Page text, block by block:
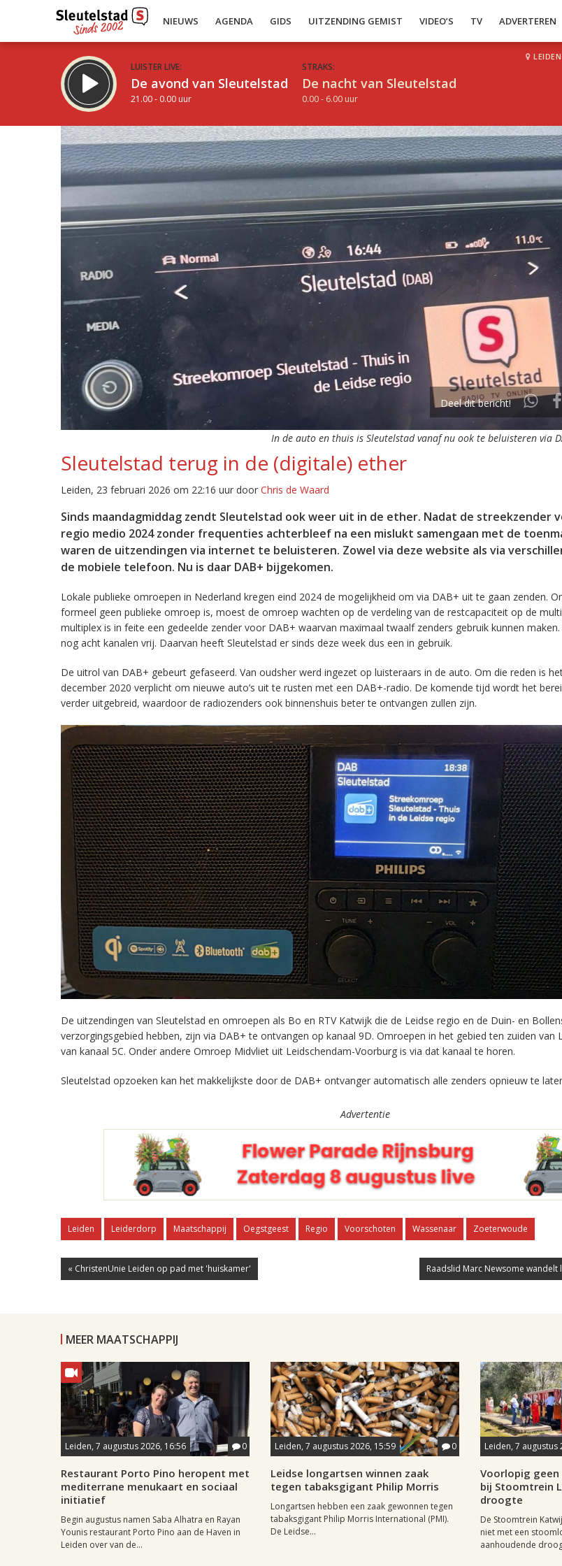
NIEUWS AGENDA GIDS UITZENDING GEMIST VIDEO’S TV ADVERTEREN
LUISTER LIVE:
De avond van Sleutelstad
21.00 - 0.00 uur
STRAKS:
De nacht van Sleutelstad
0.00 - 6.00 uur
LEIDEN
Deel dit bericht!
In de auto en thuis is Sleutelstad vanaf nu ook te beluisteren via
Sleutelstad terug in de (digitale) ether
Leiden, 23 februari 2026 om 22:16 uur door Chris de Waard
Sinds maandagmiddag zendt Sleutelstad ook weer uit in de ether. Nadat de streekzender
regio medio 2024 zonder frequenties achterbleef na een mislukt samengaan met de
waren de uitzendingen via internet te beluisteren. Zowel via deze website als via
de mobiele telefoon. Nu is daar DAB+ bijgekomen.
Lokale publieke omroepen in Nederland kregen eind 2024 de mogelijkheid om via DAB+ uit te gaan zenden.
formeel geen publieke omroep is, moest de omroep wachten op de verdeling van de restcapaciteit op de
multiplex is in feite een gedeelde zender voor DAB+ waarvan maximaal twaalf zenders gebruik kunnen
nog acht kanalen vrij. Daarvan heeft Sleutelstad er sinds deze week dus een in gebruik.
De uitrol van DAB+ gebeurt gefaseerd. Van oudsher werd ingezet op luisteraars in de auto. Om die reden is
december 2020 verplicht om nieuwe auto’s uit te rusten met een DAB+-radio. De komende tijd wordt het
verder uitgebreid, waardoor de radiozenders ook binnenshuis beter te ontvangen zullen zijn.
De uitzendingen van Sleutelstad en omroepen als Bo en RTV Katwijk die de Leidse regio en de Duin- en
verzorgingsgebied hebben, zijn via DAB+ te ontvangen op kanaal 9D. Omroepen in het gebied ten zuiden van
van kanaal 5C. Onder andere Omroep Midvliet uit Leidschendam-Voorburg is via dat kanaal te horen.
Sleutelstad opzoeken kan het makkelijkste door de DAB+ ontvanger automatisch alle zenders opnieuw te
Advertentie
Leiden Leiderdorp Maatschappij Oegstgeest Regio Voorschoten Wassenaar Zoeterwoude
« ChristenUnie Leiden op pad met 'huiskamer' Raadslid Marc Newsome wandelt
MEER MAATSCHAPPIJ
Leiden, 7 augustus 2026, 16:56 0
Restaurant Porto Pino heropent met
mediterrane menukaart en sociaal
initiatief
Begin augustus namen Saba Alhatra en Rayan
Younis restaurant Porto Pino aan de Haven in
Leiden over van de...
Leiden, 7 augustus 2026, 15:59 0
Leidse longartsen winnen zaak
tegen tabaksgigant Philip Morris
Longartsen hebben een zaak gewonnen tegen
tabaksgigant Philip Morris International (PMI).
De Leidse...
Leiden, 7 augustus
Voorlopig
bij Stoomtrein
droogte
De Stoomtrein
niet met een
aanhoudende